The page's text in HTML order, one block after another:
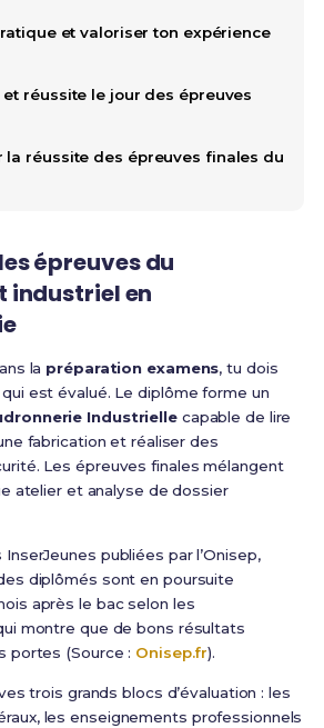
et valoriser ton expérience
et réussite le jour des épreuves
la réussite des épreuves finales du
épreuves du
en
la préparation examens, tu dois
est évalué. Le diplôme forme un
Industriellecapable de lire
fabrication et réaliser des
Les épreuves finales mélangent
atelier et analyse de dossier
publiées par l’Onisep,
diplômés sont en poursuite
après le bac selon les
montre que de bons résultats
portes (Source : Onisep.fr).
trois grands blocs d’évaluation : les
les enseignements professionnels